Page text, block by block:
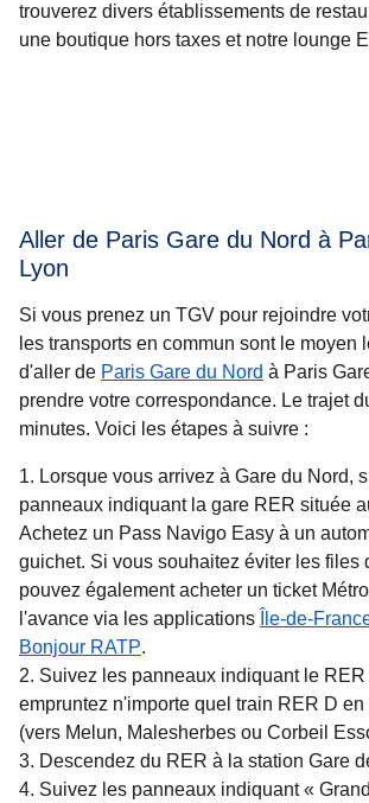
trouverez divers établissements de
une boutique hors taxes et notre lounge
Aller de Paris Gare du Nord à
Lyon
Si vous prenez un TGV pour rejoindre
les transports en commun sont le moyen
d'aller de Paris Gare du Nord à Paris
prendre votre correspondance. Le trajet
minutes. Voici les étapes à suivre :
Lorsque vous arrivez à Gare du Nord,
panneaux indiquant la gare RER située
Achetez un Pass Navigo Easy à un
guichet. Si vous souhaitez éviter les files
pouvez également acheter un ticket
l'avance via les applications
Île-de-
Bonjour RATP(.
Suivez les panneaux indiquant le RER
empruntez n'importe quel train RER D en
(vers Melun, Malesherbes ou Corbeil
Descendez du RER à la station Gare
Suivez les panneaux indiquant «